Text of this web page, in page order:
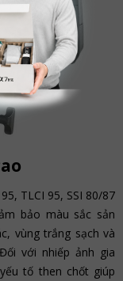
TLCI 95, SSI 80/87
bảo màu sắc sản
vùng trắng sạch và
với nhiếp ảnh gia
tố then chốt giúp